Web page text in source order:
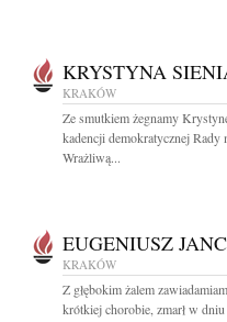
KRYSTYNA
KRAKÓW
Ze smutkiem żegnamy
kadencji demokratycznej Rady
Wrażliwą...
EUGENIUSZ
KRAKÓW
Z głębokim żalem
krótkiej chorobie, zmarł w